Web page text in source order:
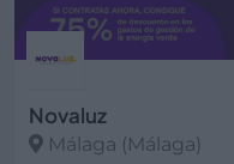
Novaluz
Málaga (Málaga)